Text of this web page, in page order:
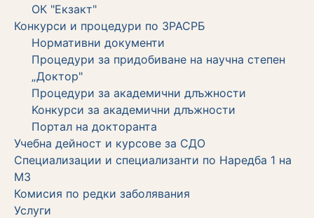
ОК "Екзакт"
Конкурси и процедури по ЗРАСРБ
Нормативни документи
Процедури за придобиване на научна степен
„Доктор"
Процедури за академични длъжности
Koнкурси за академични длъжности
Портал на докторанта
Учебна дейност и курсове за СДО
Специализации и специализанти по Наредба 1 на
МЗ
Комисия по редки заболявания
Услуги